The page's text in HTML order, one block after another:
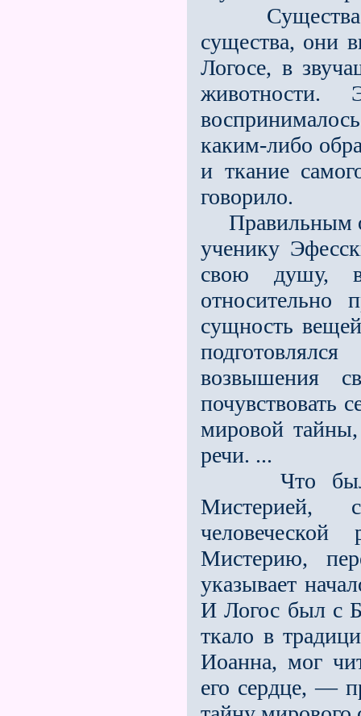
Существа,
сущест­ва, они
Логосе, в
каким-либо
и ткание
говорило.
Правильным
ученику
свою душу,
относительно
сущность
возвышения
почувствовать
мировой тайны,
речи. ...
Что было
Мистерией,
Мистерию,
указывает
И Логос был с
ткало в
Иоанна, мог
его сердце, —